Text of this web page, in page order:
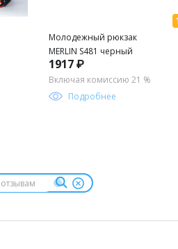
Молодежный рюкзак
MERLIN S481 черный
1917 ₽
Включая комиссию 21 %
Подробнее